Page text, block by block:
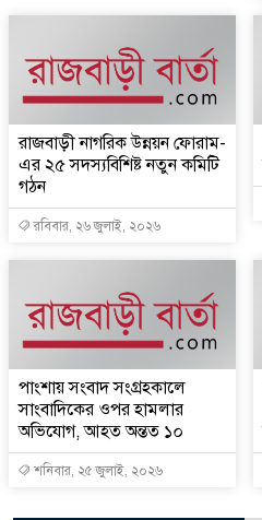
রাজবাড়ী নাগরিক উন্নয়ন ফোরাম-
এর ২৫ সদস্যবিশিষ্ট নতুন কমিটি
গঠন
রবিবার, ২৬ জুলাই, ২০২৬
পাংশায় সংবাদ সংগ্রহকালে
সাংবাদিকের ওপর হামলার
অভিযোগ, আহত অন্তত ১০
শনিবার, ২৫ জুলাই, ২০২৬